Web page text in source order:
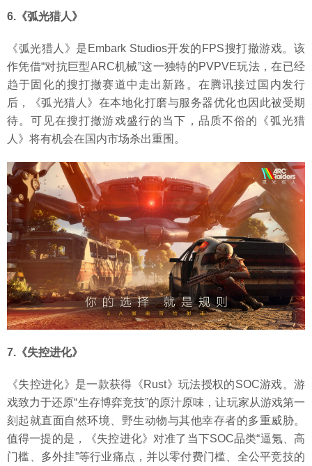
6.《弧光猎人》
《弧光猎人》是Embark Studios开发的FPS搜打撤游戏。该
作凭借“对抗巨型ARC机械”这一独特的PVPVE玩法，在已经
趋于固化的搜打撤赛道中走出新路。在腾讯接过国内发行
后，《弧光猎人》在本地化打磨与服务器优化也因此被受期
待。可见在搜打撤游戏盛行的当下，品质不俗的《弧光猎
人》将有机会在国内市场杀出重围。
7.《失控进化》
《失控进化》是一款获得《Rust》玩法授权的SOC游戏。游
戏致力于还原“生存博弈竞技”的原汁原味，让玩家从游戏第一
刻起就直面自然环境、野生动物与其他幸存者的多重威胁。
值得一提的是，《失控进化》对准了当下SOC品类“逼氪、高
门槛、多外挂”等行业痛点，并以零付费门槛、全公平竞技的